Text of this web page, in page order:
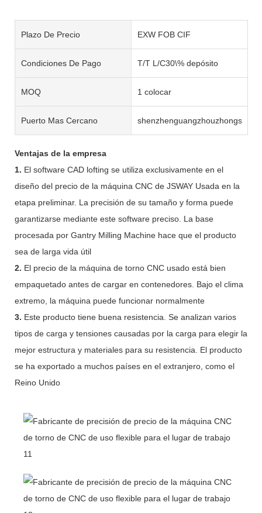
Plazo De Precio EXW FOB CIF
Condiciones De Pago T/T L/C30\% depósito
MOQ 1 colocar
Puerto Mas Cercano shenzhenguangzhouzhongshan
Ventajas de la empresa
1. El software CAD lofting se utiliza exclusivamente en el
diseño del precio de la máquina CNC de JSWAY Usada en la
etapa preliminar. La precisión de su tamaño y forma puede
garantizarse mediante este software preciso. La base
procesada por Gantry Milling Machine hace que el producto
sea de larga vida útil
2. El precio de la máquina de torno CNC usado está bien
empaquetado antes de cargar en contenedores. Bajo el clima
extremo, la máquina puede funcionar normalmente
3. Este producto tiene buena resistencia. Se analizan varios
tipos de carga y tensiones causadas por la carga para elegir la
mejor estructura y materiales para su resistencia. El producto
se ha exportado a muchos países en el extranjero, como el
Reino Unido